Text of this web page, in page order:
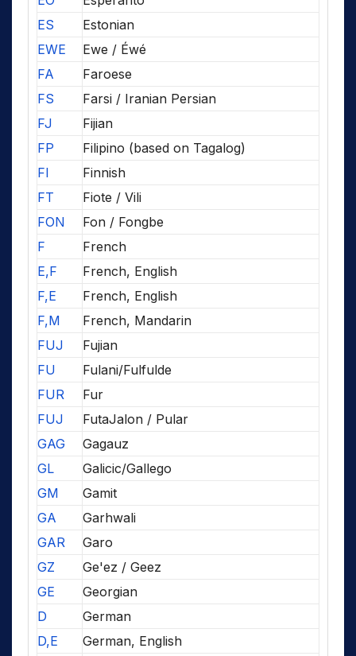
ES
Estonian
EWE
Ewe / Éwé
FA
Faroese
FS
Farsi / Iranian Persian
FJ
Fijian
FP
Filipino (based on Tagalog)
FI
Finnish
FT
Fiote / Vili
FON
Fon / Fongbe
F
French
E,F
French, English
F,E
French, English
F,M
French, Mandarin
FUJ
Fujian
FU
Fulani/Fulfulde
FUR
Fur
FUJ
FutaJalon / Pular
GAG
Gagauz
GL
Galicic/Gallego
GM
Gamit
GA
Garhwali
GAR
Garo
GZ
Ge'ez / Geez
GE
Georgian
D
German
D,E
German, English